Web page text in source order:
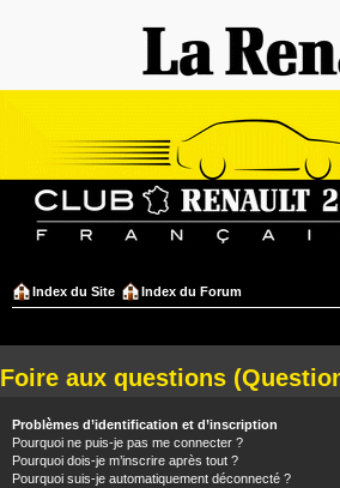
Index du Site Index du Forum
Foire aux questions
Problèmes d’identification et d’inscription
Pourquoi ne puis-je pas me connecter ?
Pourquoi dois-je m’inscrire après tout ?
Pourquoi suis-je automatiquement déconnecté ?